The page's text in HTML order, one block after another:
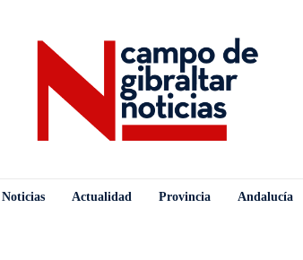
Noticias Actualidad Provincia Andalucía